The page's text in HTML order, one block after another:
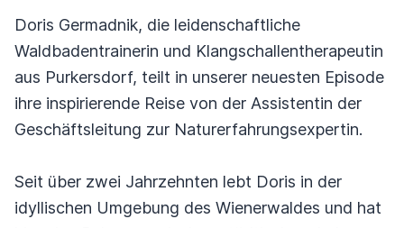
Doris Germadnik, die leidenschaftliche
Waldbadentrainerin und Klangschallentherapeutin
aus Purkersdorf, teilt in unserer neuesten Episode
ihre inspirierende Reise von der Assistentin der
Geschäftsleitung zur Naturerfahrungsexpertin.
Seit über zwei Jahrzehnten lebt Doris in der
idyllischen Umgebung des Wienerwaldes und hat